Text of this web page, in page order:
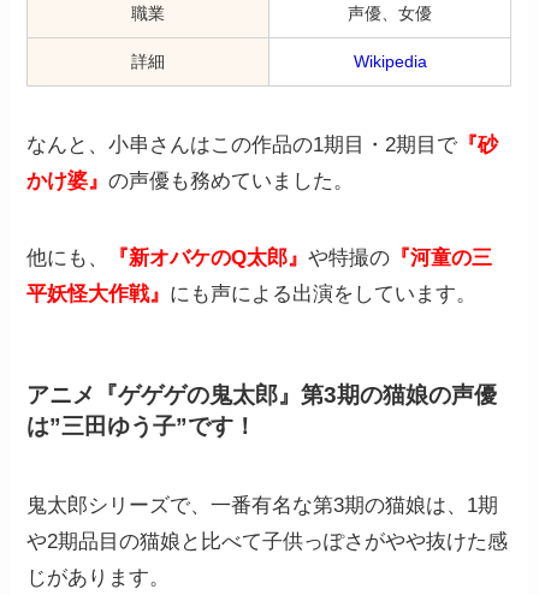
職業 声優、女優
詳細 Wikipedia
なんと、小串さんはこの作品の1期目・2期目で 『砂
かけ婆』の声優も務めていました。
他にも、 『新オバケのQ太郎』や特撮の 『河童の三
平妖怪大作戦』 にも声による出演をしています。
アニメ『ゲゲゲの鬼太郎』第3期の猫娘の声優
は”三田ゆう子”です！
鬼太郎シリーズで、一番有名な第3期の猫娘は、1期
や2期品目の猫娘と比べて子供っぽさがやや抜けた感
じがあります。